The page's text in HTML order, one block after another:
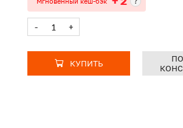
- +
КУПИТЬ